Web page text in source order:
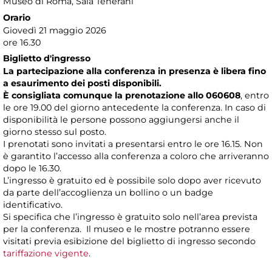
Orario
Giovedì 21 maggio 2026
ore 16.30
Biglietto d'ingresso
La partecipazione alla conferenza in presenza è libera fino
a esaurimento dei posti disponibili.
È consigliata comunque la prenotazione allo 060608, entro
le ore 19.00 del giorno antecedente la conferenza. In caso di
disponibilità le persone possono aggiungersi anche il
giorno stesso sul posto.
I prenotati sono invitati a presentarsi entro le ore 16.15. Non
è garantito l’accesso alla conferenza a coloro che arriveranno
dopo le 16.30.
L’ingresso è gratuito ed è possibile solo dopo aver ricevuto
da parte dell’accoglienza un bollino o un badge
identificativo.
Si specifica che l’ingresso è gratuito solo nell’area prevista
per la conferenza. Il museo e le mostre potranno essere
visitati previa esibizione del biglietto di ingresso secondo
tariffazione vigente.